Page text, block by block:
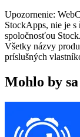
Upozornenie:
StockApps, nie je s
spoločnosťou
Všetky názvy
príslušných
Mohlo by